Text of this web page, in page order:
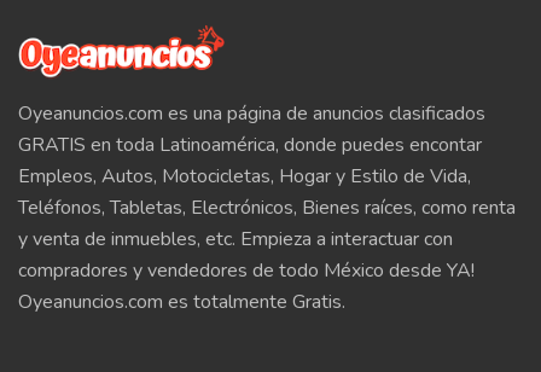
Oyeanuncios.com es una página de anuncios clasificados
GRATIS en toda Latinoamérica, donde puedes encontar
Empleos, Autos, Motocicletas, Hogar y Estilo de Vida,
Teléfonos, Tabletas, Electrónicos, Bienes raíces, como renta
y venta de inmuebles, etc. Empieza a interactuar con
compradores y vendedores de todo México desde YA!
Oyeanuncios.com es totalmente Gratis.